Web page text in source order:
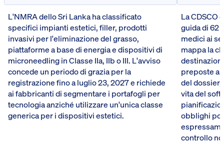
L'NMRA dello Sri Lanka ha classificato
specifici impianti estetici, filler, prodotti
invasivi per l'eliminazione del grasso,
piattaforme a base di energia e dispositivi di
microneedling in Classe IIa, IIb o III. L'avviso
concede un periodo di grazia per la
registrazione fino a luglio 23, 2027 e richiede
ai fabbricanti di segmentare i portafogli per
tecnologia anziché utilizzare un'unica classe
generica per i dispositivi estetici.
La CDSCO
guida di 62
medici ai
mappa la
preposte al
del dossier,
vita del
obblighi
controllo